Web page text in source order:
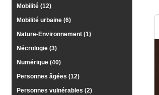
Mobilité (12)
Mobilité urbaine (6)
Nature-Environnement (1)
Nécrologie (3)
Numérique (40)
Personnes âgées (12)
Personnes vulnérables (2)